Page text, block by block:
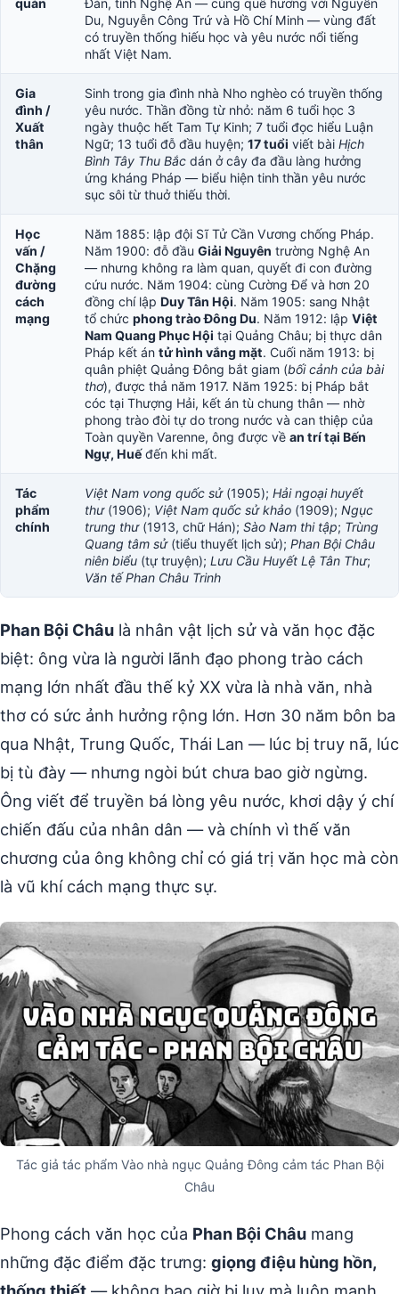
quán
Đàn, tỉnh Nghệ An — cùng quê hương với Nguyễn
Du, Nguyễn Công Trứ và Hồ Chí Minh — vùng đất
có truyền thống hiếu học và yêu nước nổi tiếng
nhất Việt Nam.
Gia
đình /
Xuất
thân
Sinh trong gia đình nhà Nho nghèo có truyền thống
yêu nước. Thần đồng từ nhỏ: năm 6 tuổi học 3
ngày thuộc hết Tam Tự Kinh; 7 tuổi đọc hiểu Luận
Ngữ; 13 tuổi đỗ đầu huyện; 17 tuổi viết bài Hịch
Bình Tây Thu Bắc dán ở cây đa đầu làng hưởng
ứng kháng Pháp — biểu hiện tinh thần yêu nước
sục sôi từ thuở thiếu thời.
Học
vấn /
Chặng
đường
cách
mạng
Năm 1885: lập đội Sĩ Tử Cần Vương chống Pháp.
Năm 1900: đỗ đầu Giải Nguyên trường Nghệ An
— nhưng không ra làm quan, quyết đi con đường
cứu nước. Năm 1904: cùng Cường Để và hơn 20
đồng chí lập Duy Tân Hội. Năm 1905: sang Nhật
tổ chức phong trào Đông Du. Năm 1912: lập Việt
Nam Quang Phục Hội tại Quảng Châu; bị thực dân
Pháp kết án tử hình vắng mặt. Cuối năm 1913: bị
quân phiệt Quảng Đông bắt giam (bối cảnh của bài
thơ), được thả năm 1917. Năm 1925: bị Pháp bắt
cóc tại Thượng Hải, kết án tù chung thân — nhờ
phong trào đòi tự do trong nước và can thiệp của
Toàn quyền Varenne, ông được về an trí tại Bến
Ngự, Huếđến khi mất.
Tác
phẩm
chính
Việt Nam vong quốc sử(1905); Hải ngoại huyết
thư(1906); Việt Nam quốc sử khảo (1909); Ngục
trung thư(1913, chữ Hán); Sào Nam thi tập; Trùng
Quang tâm sử(tiểu thuyết lịch sử); Phan Bội Châu
niên biểu (tự truyện); Lưu Cầu Huyết Lệ Tân Thư;
Văn tế Phan Châu Trinh
Phan Bội Châu là nhân vật lịch sử và văn học đặc
biệt: ông vừa là người lãnh đạo phong trào cách
mạng lớn nhất đầu thế kỷ XX vừa là nhà văn, nhà
thơ có sức ảnh hưởng rộng lớn. Hơn 30 năm bôn ba
qua Nhật, Trung Quốc, Thái Lan — lúc bị truy nã, lúc
bị tù đày — nhưng ngòi bút chưa bao giờ ngừng.
Ông viết để truyền bá lòng yêu nước, khơi dậy ý chí
chiến đấu của nhân dân — và chính vì thế văn
chương của ông không chỉ có giá trị văn học mà còn
là vũ khí cách mạng thực sự.
Tác giả tác phẩm Vào nhà ngục Quảng Đông cảm tác Phan Bội
Châu
Phong cách văn học của Phan Bội Châu mang
những đặc điểm đặc trưng: giọng điệu hùng hồn,